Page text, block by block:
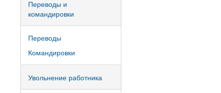
Переводы и
командировки
Переводы
Командировки
Увольнение работника